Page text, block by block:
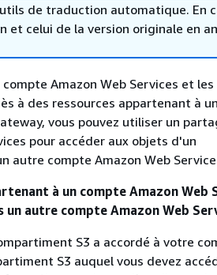
de traduction automatique. En
celui de la version originale en
Amazon Web Services et les
à des ressources appartenant à
vous pouvez utiliser un
pour accéder aux objets d'un
autre compte Amazon Web
à un compte Amazon Web
autre compte Amazon Web
S3 a accordé à votre
S3 auquel vous devez